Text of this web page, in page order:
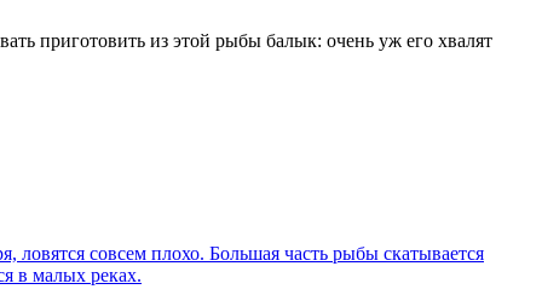
приготовить из этой рыбы балык: очень уж его хвалят